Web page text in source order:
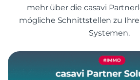
mehr über die casavi
mögliche Schnittstellen zu
Systemen.